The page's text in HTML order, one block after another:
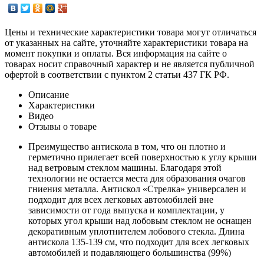
Цены и технические характеристики товара могут отличаться
от указанных на сайте, уточняйте характеристики товара на
момент покупки и оплаты. Вся информация на сайте о
товарах носит справочный характер и не является публичной
офертой в соответствии с пунктом 2 статьи 437 ГК РФ.
Описание
Характеристики
Видео
Отзывы о товаре
Преимущество антискола в том, что он плотно и
герметично прилегает всей поверхностью к углу крыши
над ветровым стеклом машины. Благодаря этой
технологии не остается места для образования очагов
гниения металла. Антискол «Стрелка» универсален и
подходит для всех легковых автомобилей вне
зависимости от года выпуска и комплектации, у
которых угол крыши над лобовым стеклом не оснащен
декоративным уплотнителем лобового стекла. Длина
антискола 135-139 см, что подходит для всех легковых
автомобилей и подавляющего большинства (99%)